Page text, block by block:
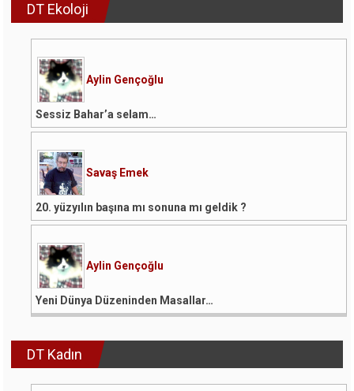
DT Ekoloji
Aylin Gençoğlu
Sessiz Bahar’a selam…
Savaş Emek
20. yüzyılın başına mı sonuna mı geldik ?
Aylin Gençoğlu
Yeni Dünya Düzeninden Masallar…
DT Kadın